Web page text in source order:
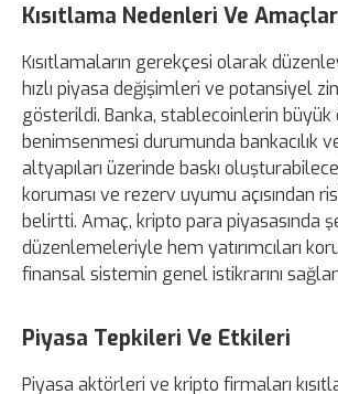
Kısıtlama Nedenleri Ve
Kısıtlamaların gerekçesi olarak
hızlı piyasa değişimleri ve potansiyel
gösterildi. Banka, stablecoinlerin büyük
benimsenmesi durumunda bankacılık
altyapıları üzerinde baskı
koruması ve rezerv uyumu açısından risk
belirtti. Amaç, kripto para piyasasında
düzenlemeleriyle hem yatırımcıları
finansal sistemin genel istikrarını
Piyasa Tepkileri Ve Etkileri
Piyasa aktörleri ve kripto firmaları